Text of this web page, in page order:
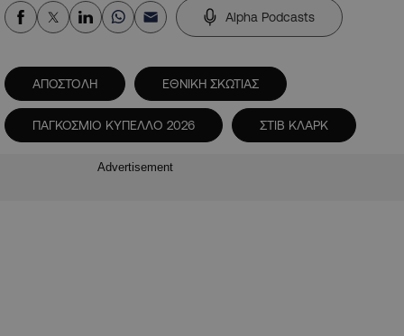
Alpha Podcasts
ΑΠΟΣΤΟΛΗ ΕΘΝΙΚΗ ΣΚΩΤΙΑΣ
ΠΑΓΚΟΣΜΙΟ ΚΥΠΕΛΛΟ 2026 ΣΤΙΒ ΚΛΑΡΚ
Advertisement